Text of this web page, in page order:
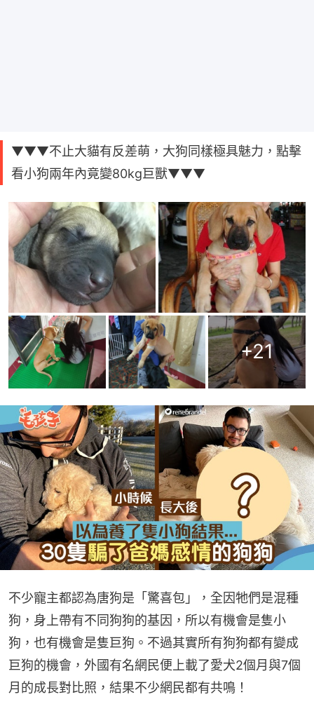
▼▼▼不止大貓有反差萌，大狗同樣極具魅力，點擊
看小狗兩年內竟變80kg巨獸▼▼▼
+21
不少寵主都認為唐狗是「驚喜包」，全因牠們是混種
狗，身上帶有不同狗狗的基因，所以有機會是隻小
狗，也有機會是隻巨狗。不過其實所有狗狗都有變成
巨狗的機會，外國有名網民便上載了愛犬2個月與7個
月的成長對比照，結果不少網民都有共鳴！